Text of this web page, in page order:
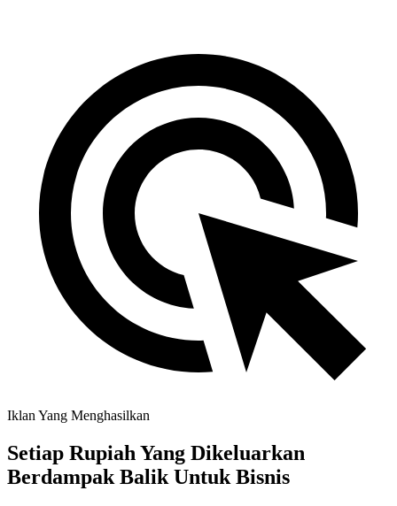
Iklan Yang Menghasilkan
Setiap Rupiah Yang Dikeluarkan
Berdampak Balik Untuk Bisnis